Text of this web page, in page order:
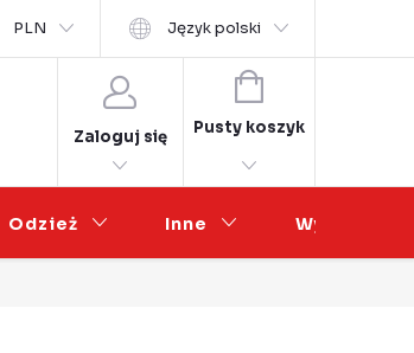
Współpraca hurtowa
PLN Język polski
Zaloguj się
KOSZYK
Pusty koszyk
Odzież Inne Wyprzedaż